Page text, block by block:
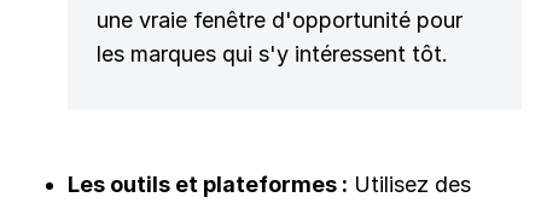
une vraie fenêtre d'opportunité pour
les marques qui s'y intéressent tôt.
Les outils et plateformes : Utilisez des